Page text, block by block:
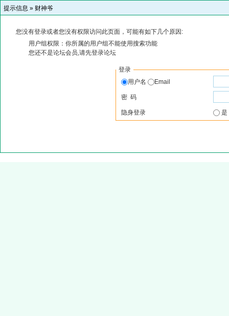
提示信息 » 财神爷
您没有登录或者您没有权限访问此页面，可能有如下几个原因:
用户组权限：你所属的用户组不能使用搜索功能
您还不是论坛会员,请先登录论坛
登录
用户名
Email
密 码
隐身登录